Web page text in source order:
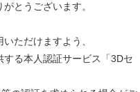
とうございます。
ただけますよう、
る本人認証サービス「3Dセ